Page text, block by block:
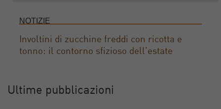
NOTIZIE
Involtini di zucchine freddi con ricotta e
tonno: il contorno sfizioso dell’estate
Ultime pubblicazioni